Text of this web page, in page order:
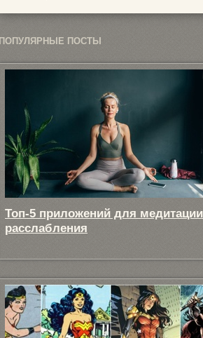
ПОПУЛЯРНЫЕ ПОСТЫ
Топ-5 приложений для
расслабления